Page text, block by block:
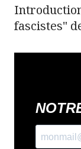
fascistes"